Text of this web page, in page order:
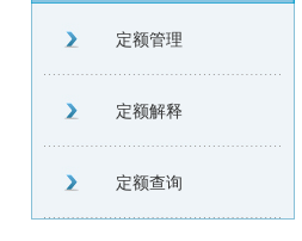
定额管理
定额解释
定额查询